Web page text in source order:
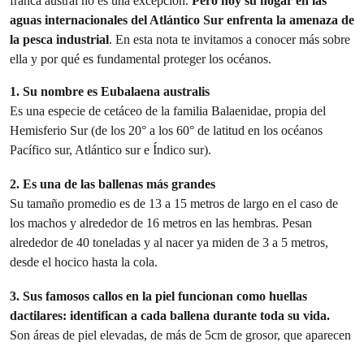
aguas internacionales del Atlántico Sur enfrenta la amenaza de
la pesca industrial. En esta nota te invitamos a conocer más sobre
ella y por qué es fundamental proteger los océanos.
1. Su nombre es Eubalaena australis
Es una especie de cetáceo de la familia Balaenidae, propia del
Hemisferio Sur (de los 20° a los 60° de latitud en los océanos
Pacífico sur, Atlántico sur e Índico sur).
2. Es una de las ballenas más grandes
Su tamaño promedio es de 13 a 15 metros de largo en el caso de
los machos y alrededor de 16 metros en las hembras. Pesan
alrededor de 40 toneladas y al nacer ya miden de 3 a 5 metros,
desde el hocico hasta la cola.
3. Sus famosos callos en la piel funcionan como huellas
dactilares: identifican a cada ballena durante toda su vida.
Son áreas de piel elevadas, de más de 5cm de grosor, que aparecen